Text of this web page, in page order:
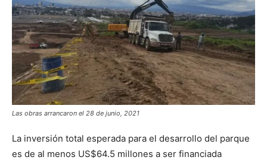
Las obras arrancaron el 28 de junio, 2021
La inversión total esperada para el desarrollo del parque
es de al menos US$64.5 millones a ser financiada